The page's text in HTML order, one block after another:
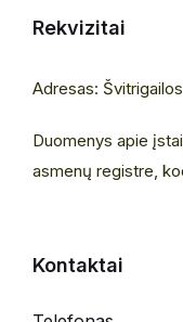
Rekvizitai
Adresas: Švitrigailos
Duomenys apie
asmenų registre,
Kontaktai